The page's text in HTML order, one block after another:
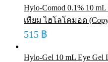
Hylo-Comod 0.1% 10
เทียม ไฮโลโคมอด
515 ฿
Hylo-Gel 10 mL Eye Gel